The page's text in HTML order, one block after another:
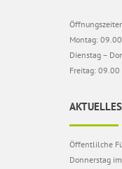
Montag:
Dienstag –
Freitag:
AKTUELLES
Öffentlilche
Donnerstag